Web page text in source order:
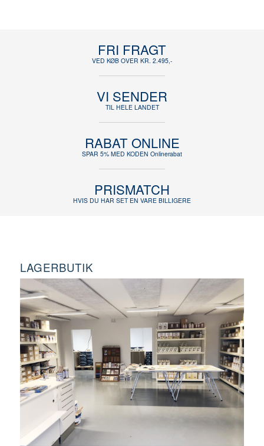
FRI FRAGT
VED KØB OVER KR. 2.495,-
VI SENDER
TIL HELE LANDET
RABAT ONLINE
SPAR 5% MED KODEN Onlinerabat
PRISMATCH
HVIS DU HAR SET EN VARE BILLIGERE
LAGERBUTIK